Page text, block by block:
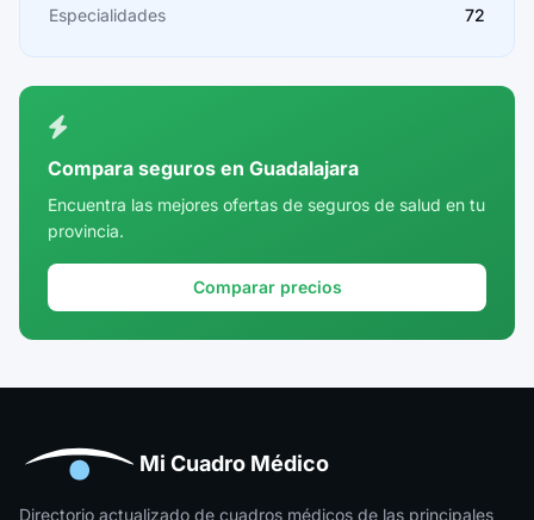
Especialidades
72
Compara seguros en Guadalajara
Encuentra las mejores ofertas de seguros de salud en tu
provincia.
Comparar precios
Mi Cuadro Médico
Directorio actualizado de cuadros médicos de las principales